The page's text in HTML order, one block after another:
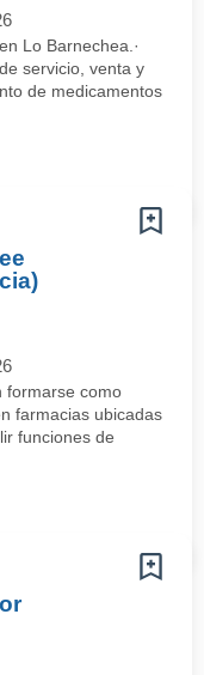
Lo Barnechea.·
servicio, venta y
de medicamentos
formarse como
farmacias ubicadas
funciones de